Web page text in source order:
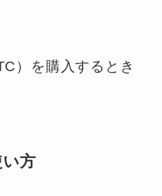
）を購入するとき
方